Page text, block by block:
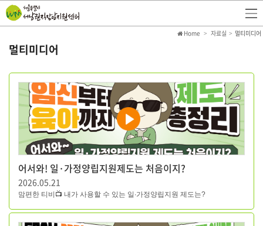
멀티미디어
Home 자료실 멀티미디어
어서와! 일·가정양립지원제도는 처음이지?
2026.05.21
맘편한 티비 📺 내가 사용할 수 있는 일 ∙가정양립지원 제도는?